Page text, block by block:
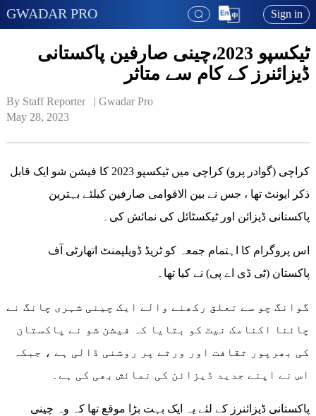
GWADAR PRO Sign in
ٹیکسپو 2023،چینی صارفین پاکستانی
ڈیزائنرز کے کام سے متاثر
By Staff Reporter   | Gwadar Pro
May 28, 2023
کراچی (گوادر پرو) کراچی میں ٹیکسپو 2023 کا فیشن شو ایک قابل
ذکر ایونٹ تھا ، جس نے بین الاقوامی صارفین کیلئے بہترین
پاکستانی ڈیزائن اور ٹیکسٹائل کی نمائش کی۔
پاکستان (ٹی ڈی اے پی) نے کیا تھا۔
گوانگ چو سے تعلق رکھنے والے ایک چینی شہری چانگ نے
چائنا اکنامک نیٹ کو بتایا کہ فیشن شو نے پاکستان
کی بھرپور ثقافت اور ورثے پر روشنی ڈالی ہے ، جبکہ
اس نے اپنے جدید ڈیزائن کی نمائش بھی کی ہے۔
پاکستانی ڈیزائنرز کے لئے یہ ایک بہت بڑا موقع تھا کہ وہ چینی